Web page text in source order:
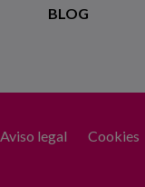
BLOG
Aviso legal Cookies